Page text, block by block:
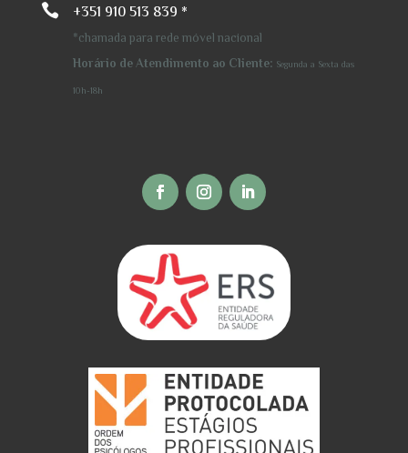
 +351 910 513 839 *
*chamada para rede móvel nacional
Horário de Atendimento ao Cliente: Segunda a Sexta das
10h-18h